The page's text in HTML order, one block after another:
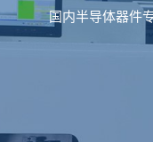
国内半导体器件